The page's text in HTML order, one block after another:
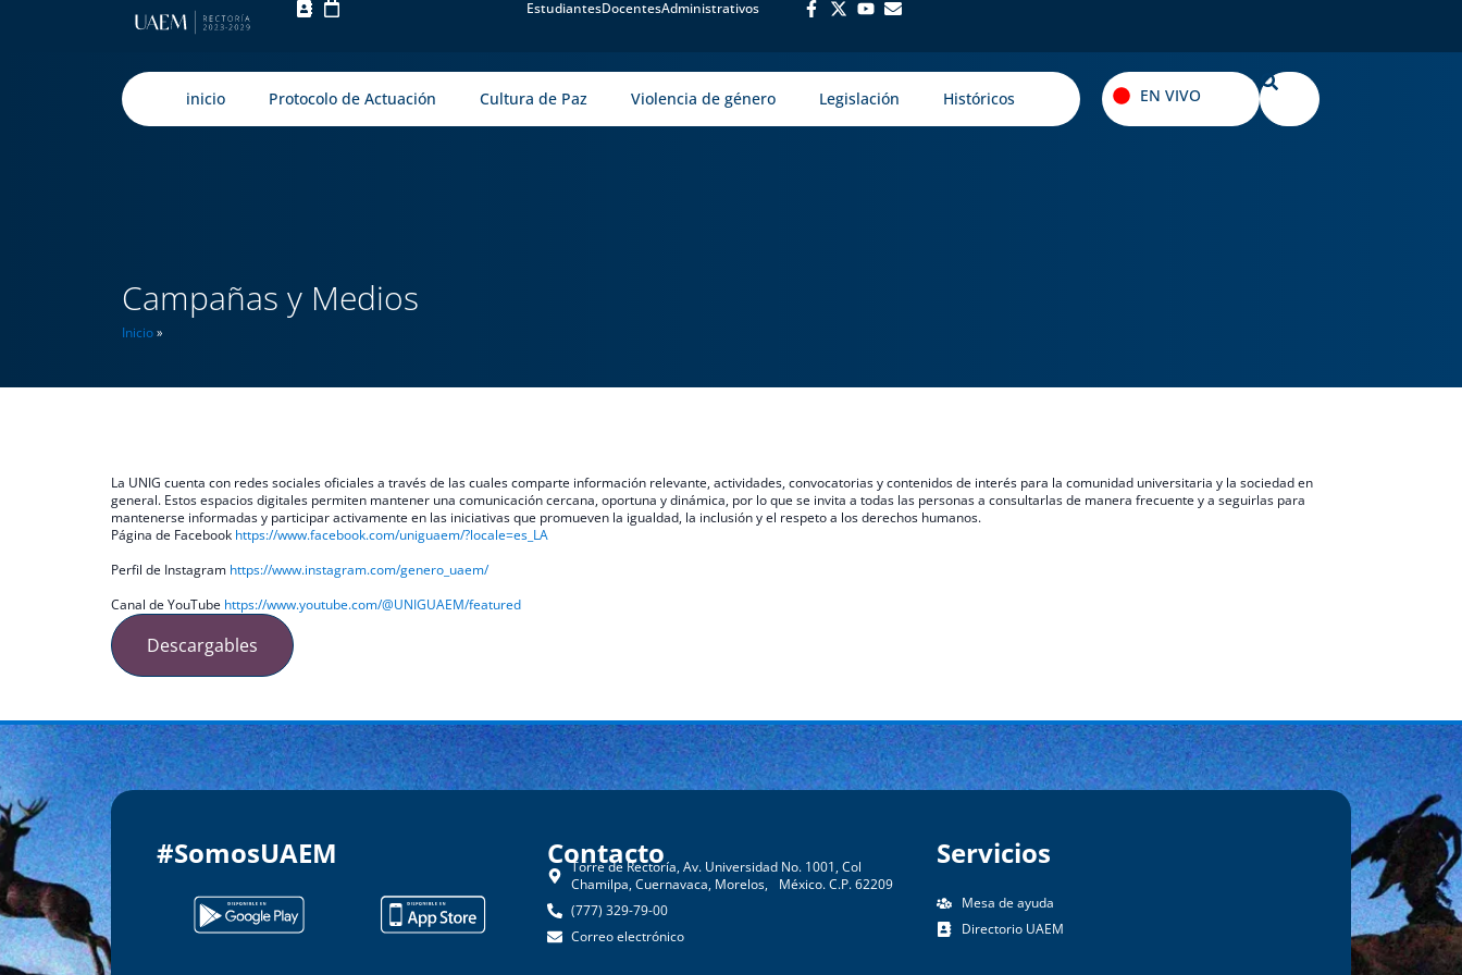
EstudiantesDocentesAdministrativos
inicio Protocolo de Actuación Cultura de Paz Violencia de género Legislación Históricos EN VIVO
Campañas y Medios
Inicio »
La UNIG cuenta con redes sociales oficiales a través de las cuales comparte información relevante, actividades, convocatorias y contenidos de interés para la comunidad universitaria y la sociedad en
general. Estos espacios digitales permiten mantener una comunicación cercana, oportuna y dinámica, por lo que se invita a todas las personas a consultarlas de manera frecuente y a seguirlas para
mantenerse informadas y participar activamente en las iniciativas que promueven la igualdad, la inclusión y el respeto a los derechos humanos.
Página de Facebook https://www.facebook.com/uniguaem/?locale=es_LA
Perfil de Instagram https://www.instagram.com/genero_uaem/
Canal de YouTube https://www.youtube.com/@UNIGUAEM/featured
Descargables
#SomosUAEM Contacto​
Torre de Rectoría, Av. Universidad No. 1001, Col
Chamilpa, Cuernavaca, Morelos, México. C.P. 62209
(777) 329-79-00
Correo electrónico
Servicios
Mesa de ayuda
Directorio UAEM